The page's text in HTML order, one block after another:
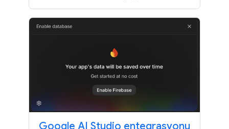
Google AI Studio entegrasyonu